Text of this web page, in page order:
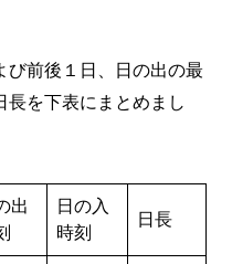
び前後１日、日の出の最
長を下表にまとめまし
出
日の入
時刻
日長